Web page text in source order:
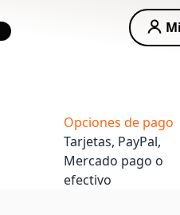
Opciones de pago
Tarjetas, PayPal,
Mercado pago o
efectivo